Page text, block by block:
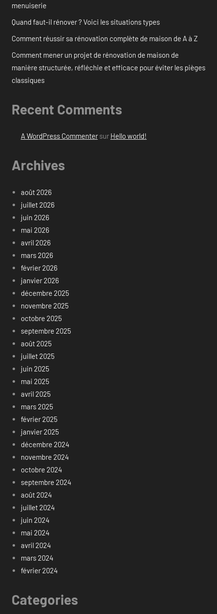
menuiserie
Quand faut-il rénover ? Voici les situations types
Comment réussir sa rénovation complète de maison de A à Z
Comment mener un projet de rénovation de maison de
manière structurée, réfléchie et efficace pour éviter les pièges
classiques
Recent Comments
A WordPress Commentersur Hello world!
Archives
août 2026
juillet 2026
juin 2026
mai 2026
avril 2026
mars 2026
février 2026
janvier 2026
décembre 2025
novembre 2025
octobre 2025
septembre 2025
août 2025
juillet 2025
juin 2025
mai 2025
avril 2025
mars 2025
février 2025
janvier 2025
décembre 2024
novembre 2024
octobre 2024
septembre 2024
août 2024
juillet 2024
juin 2024
mai 2024
avril 2024
mars 2024
février 2024
Categories